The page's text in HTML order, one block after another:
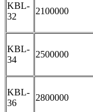
KBL-
32
2100000
KBL-
34
2500000
KBL-
36
2800000